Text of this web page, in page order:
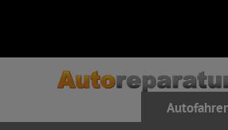
Autofahrer